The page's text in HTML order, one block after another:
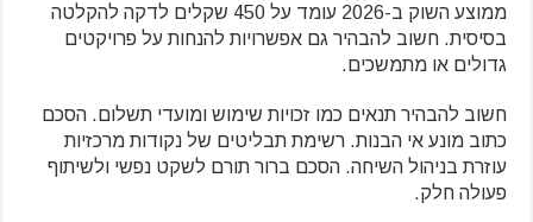
ממוצע השוק ב-2026 עומד על 450 שקלים לדקה להקלטה
בסיסית. חשוב להבהיר גם אפשרויות להנחות על פרויקטים
גדולים או מתמשכים.
חשוב להבהיר תנאים כמו זכויות שימוש ומועדי תשלום. הסכם
כתוב מונע אי הבנות. רשימת תבליטים של נקודות מרכזיות
עוזרת בניהול השיחה. הסכם ברור תורם לשקט נפשי ולשיתוף
פעולה חלק.